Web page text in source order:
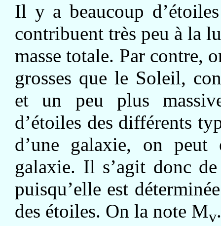
Il y a beaucoup
contribuent très peu à la
masse totale. Par contre,
grosses que le Soleil,
et un peu plus
d’étoiles des différents
d’une galaxie, on
galaxie. Il s’agit donc
puisqu’elle est
des étoiles. On la note Mv.